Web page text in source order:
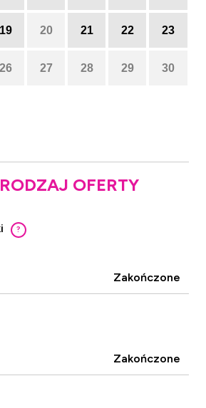
19 20 21 22 23
26 27 28 29 30
OFERTY
?
Zakończone
Zakończone